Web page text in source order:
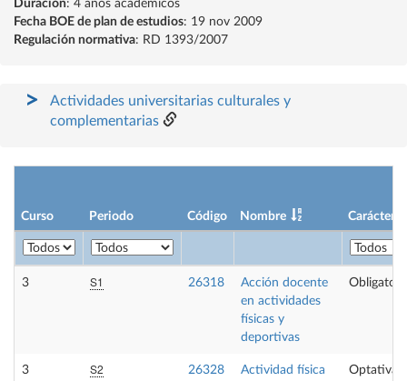
Duración: 4 años académicos
Fecha BOE de plan de estudios: 19 nov 2009
Regulación normativa: RD 1393/2007
Actividades universitarias culturales y
complementarias
Curso Periodo Código Nombre Carácter
3 S1 26318
Acción docente
en actividades
físicas y
deportivas
3 S2 26328
Actividad física
Optativa